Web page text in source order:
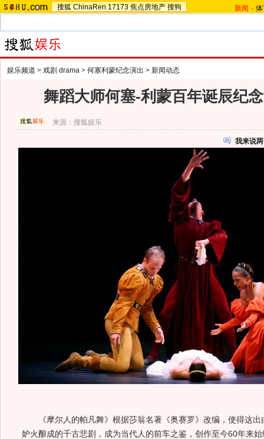
搜狐 ChinaRen 17173 焦点房地产 搜狗 新闻 -
娱乐频道 > 戏剧 drama > 何塞利蒙纪念演出 > 新闻动态
舞蹈大师何塞-利蒙百年诞辰纪
来源：搜狐娱乐
我来说
《摩尔人的帕凡舞》根据莎翁名著《奥赛罗》改编，使得这出
妒火酿成的千古悲剧，成为当代人的前车之鉴，创作至今60年来